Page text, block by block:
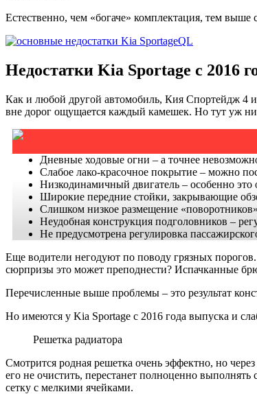
Естественно, чем «богаче» комплектация, тем выше
Недостатки Kia Sportage с 2016
Как и любой другой автомобиль, Кия Спортейдж 4
вне дорог ощущается каждый камешек. Но тут уж
Дневные ходовые огни – а точнее
Слабое лако-красочное покрытие – можно
Низкодинамичный двигатель – особенно это
Широкие передние стойки, закрывающие
Слишком низкое размещение
Неудобная конструкция подголовников –
Не предусмотрена регулировка
Еще водители негодуют по поводу грязных
сюрпризы это может преподнести? Испачканные
Перечисленные выше проблемы – это результат
Но имеются у Kia Sportage с 2016 года выпуска и
Решетка радиатора
Смотрится родная решетка очень эффектно, но
его не очистить, перестанет полноценно
сетку с мелкими ячейками.